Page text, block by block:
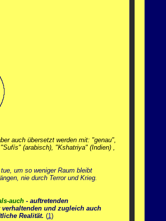
auch übersetzt werden mit: "genau",
(arabisch), "Kshatriya" (Indien) ,
um so weniger Raum bleibt
nie durch Terror und Krieg.
auch - auftretenden
und zugleich auch
Realität. (1)